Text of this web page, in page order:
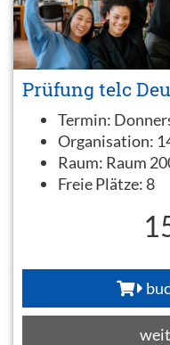
Prüfung telc
Termin:
Organisation:
Raum: Raum
Freie Plätze: 8